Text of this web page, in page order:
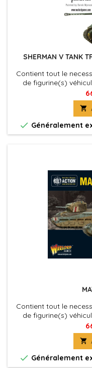
SHERMAN V TANK
Contient tout le
de figurine(s)
fournies avec leurs

 Généralement
Contient tout le
de figurine(s)
fournies avec leurs

 Généralement